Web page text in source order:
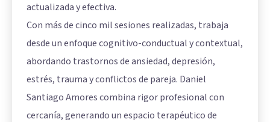
actualizada y efectiva.
Con más de cinco mil sesiones realizadas, trabaja
desde un enfoque cognitivo-conductual y contextual,
abordando trastornos de ansiedad, depresión,
estrés, trauma y conflictos de pareja. Daniel
Santiago Amores combina rigor profesional con
cercanía, generando un espacio terapéutico de